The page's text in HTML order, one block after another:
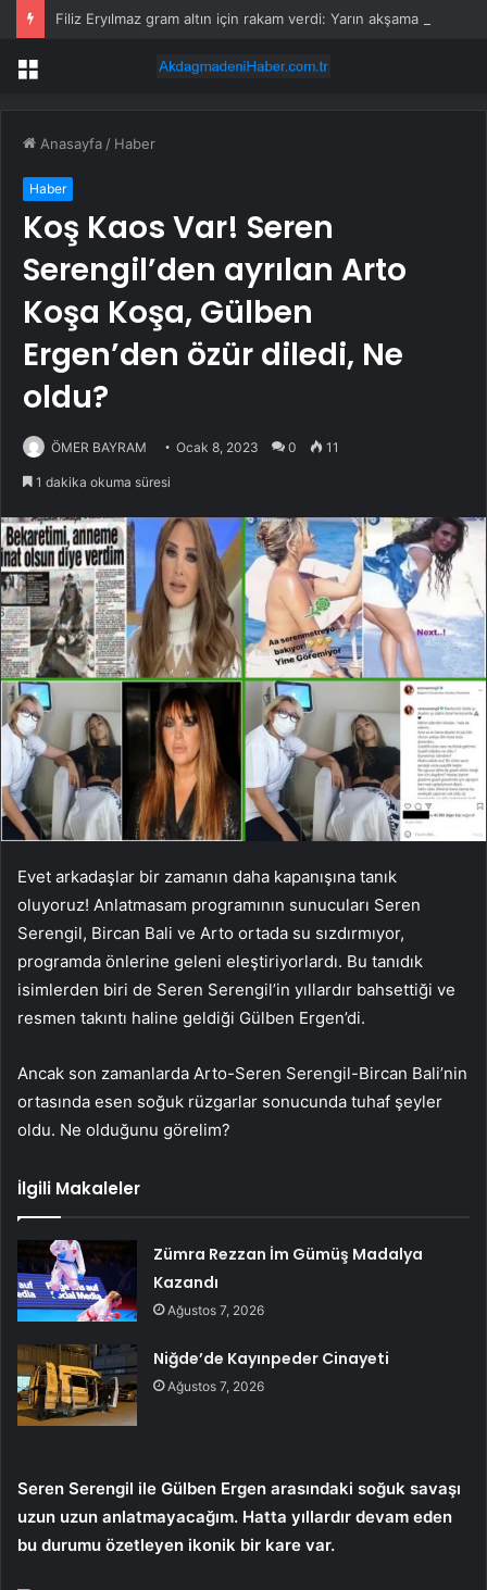
Menü
Anasayfa / Haber
Haber
Koş Kaos Var! Seren
Serengil’den ayrılan Arto
Koşa Koşa, Gülben
Ergen’den özür diledi, Ne
oldu?
ÖMER BAYRAM Ocak 8, 2023 0 11
1 dakika okuma süresi
Evet arkadaşlar bir zamanın daha kapanışına tanık
oluyoruz! Anlatmasam programının sunucuları Seren
Serengil, Bircan Bali ve Arto ortada su sızdırmıyor,
programda önlerine geleni eleştiriyorlardı. Bu tanıdık
isimlerden biri de Seren Serengil’in yıllardır bahsettiği ve
resmen takıntı haline geldiği Gülben Ergen’di.
Ancak son zamanlarda Arto-Seren Serengil-Bircan Bali’nin
ortasında esen soğuk rüzgarlar sonucunda tuhaf şeyler
oldu. Ne olduğunu görelim?
İlgili Makaleler
Zümra Rezzan İm Gümüş Madalya
Kazandı
Ağustos 7, 2026
Niğde’de Kayınpeder Cinayeti
Ağustos 7, 2026
Seren Serengil ile Gülben Ergen arasındaki soğuk savaşı
uzun uzun anlatmayacağım. Hatta yıllardır devam eden
bu durumu özetleyen ikonik bir kare var.